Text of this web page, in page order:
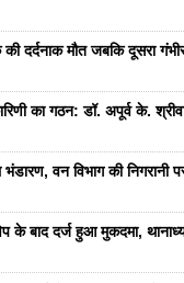
दर्दनाक मौत जबकि दूसरा
का गठन: डॉ. अपूर्व के.
वन विभाग की निगरानी
बाद दर्ज हुआ मुकदमा,